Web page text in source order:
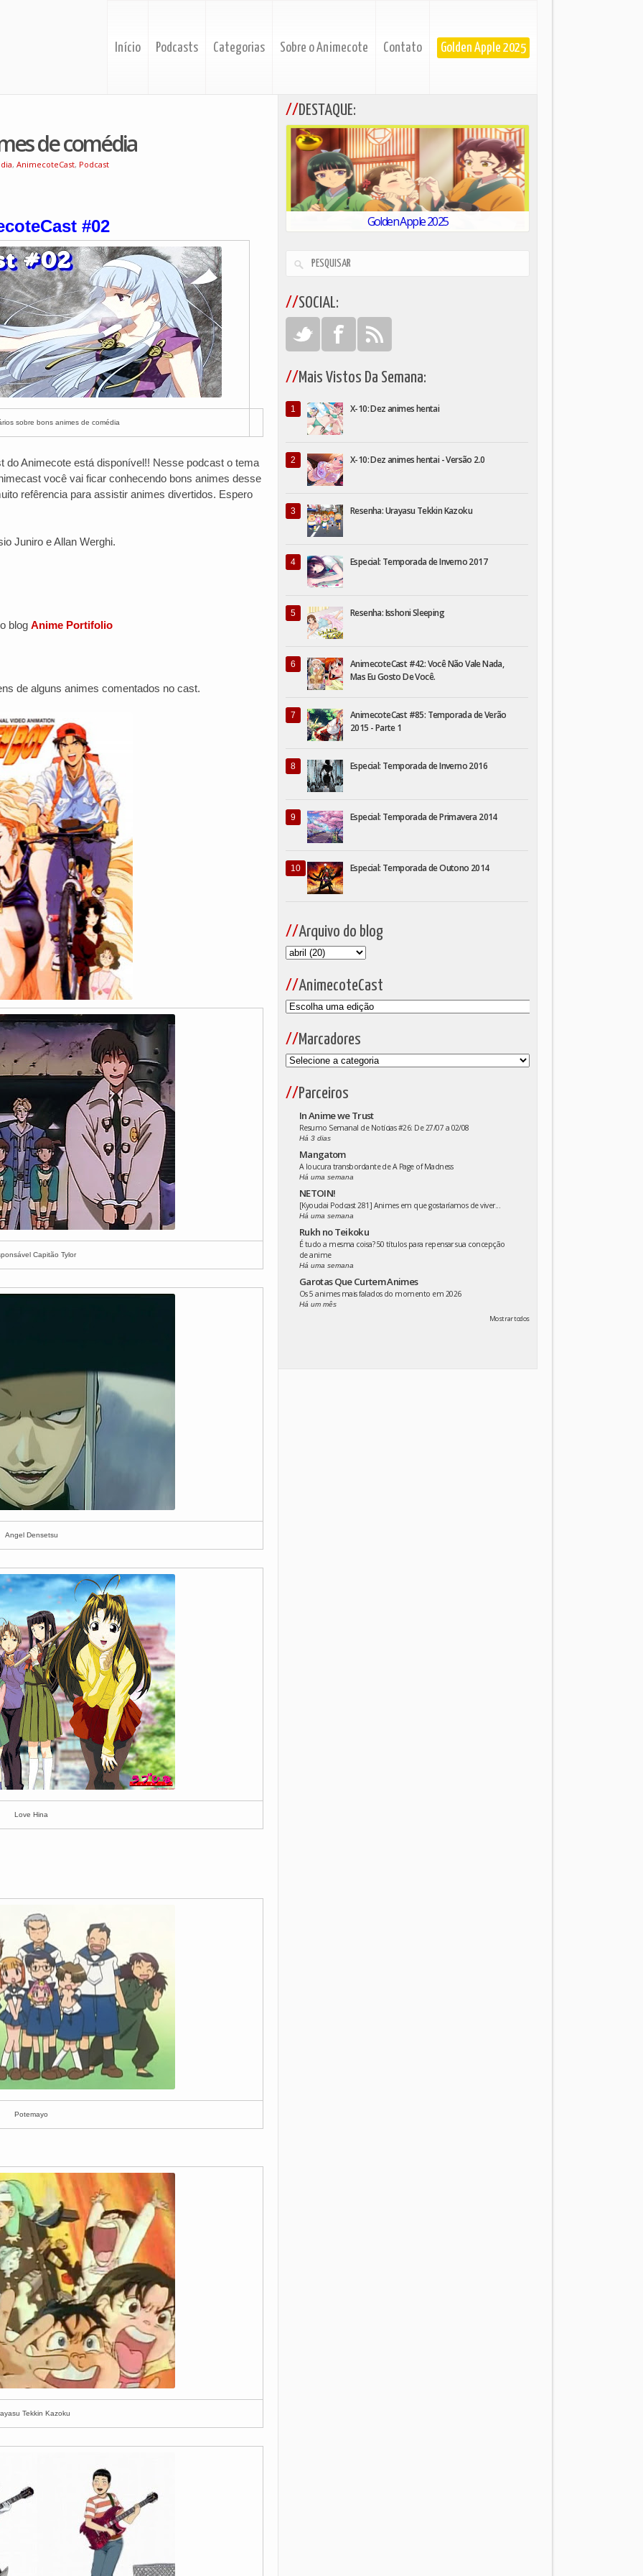
Início Podcasts Categorias Sobre o Animecote Contato Golden Apple 2025
de comédia
, AnimecoteCast, Podcast
#02
sobre bons animes de comédia
do Animecote está disponível!! Nesse podcast o tema
você vai ficar conhecendo bons animes desse
refêrencia para assistir animes divertidos. Espero
Juniro e Allan Werghi.
blog Anime Portifolio
de alguns animes comentados no cast.
Capitão Tylor
Angel Densetsu
Love Hina
Potemayo
Tekkin Kazoku
DESTAQUE:
Golden Apple 2025
SOCIAL:
Mais Vistos Da Semana:
X-10: Dez animes hentai
X-10: Dez animes hentai - Versão 2.0
Resenha: Urayasu Tekkin Kazoku
Especial: Temporada de Inverno 2017
Resenha: Isshoni Sleeping
AnimecoteCast #42: Você Não Vale Nada,
Mas Eu Gosto De Você.
AnimecoteCast #85: Temporada de Verão
2015 - Parte 1
Especial: Temporada de Inverno 2016
Especial: Temporada de Primavera 2014
Especial: Temporada de Outono 2014
Arquivo do blog
AnimecoteCast
Marcadores
Parceiros
In Anime we Trust
Resumo Semanal de Notícias #26: De 27/07 a 02/08
Há 3 dias
Mangatom
A loucura transbordante de A Page of Madness
Há uma semana
NETOIN!
[Kyoudai Podcast 281] Animes em que gostaríamos de viver...
Há uma semana
Rukh no Teikoku
É tudo a mesma coisa? 50 títulos para repensar sua concepção
de anime
Há uma semana
Garotas Que Curtem Animes
Os 5 animes mais falados do momento em 2026
Há um mês
Mostrar todos